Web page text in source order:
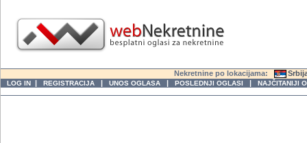
Nekretnine po lokacijama:
LOG IN | REGISTRACIJA | UNOS OGLASA | POSLEDNJI OGLASI | NAJČITANIJI